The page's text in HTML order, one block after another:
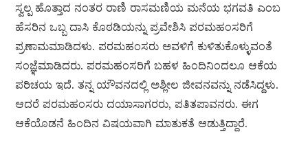
ಸ್ವಲ್ಪ ಹೊತ್ತಾದ ನಂತರ ರಾಣಿ ರಾಸಮಣಿಯ ಮನೆಯ ಭಗವತಿ ಎಂಬ
ಹೆಸರಿನ ಒಬ್ಬ ದಾಸಿ ಕೊಠಡಿಯನ್ನು ಪ್ರವೇಶಿಸಿ ಪರಮಹಂಸರಿಗೆ
ಪ್ರಣಾಮಮಾಡಿದಳು. ಪರಮಹಂಸರು ಅವಳಿಗೆ ಕುಳಿತುಕೊಳ್ಳುವಂತೆ
ಸಂಜ್ಞೆಮಾಡಿದರು. ಪರಮಹಂಸರಿಗೆ ಬಹಳ ಹಿಂದಿನಿಂದಲೂ ಆಕೆಯ
ಪರಿಚಯ ಇದೆ. ತನ್ನ ಯೌವನದಲ್ಲಿ ಅಶ್ಲೀಲ ಜೀವನವನ್ನು ನಡೆಸಿದ್ದಳು.
ಆದರೆ ಪರಮಹಂಸರು ದಯಾಸಾಗರರು, ಪತಿತಪಾವನರು. ಈಗ
ಆಕೆಯೊಡನೆ ಹಿಂದಿನ ವಿಷಯವಾಗಿ ಮಾತುಕತೆ ಆಡುತ್ತಿದ್ದಾರೆ.